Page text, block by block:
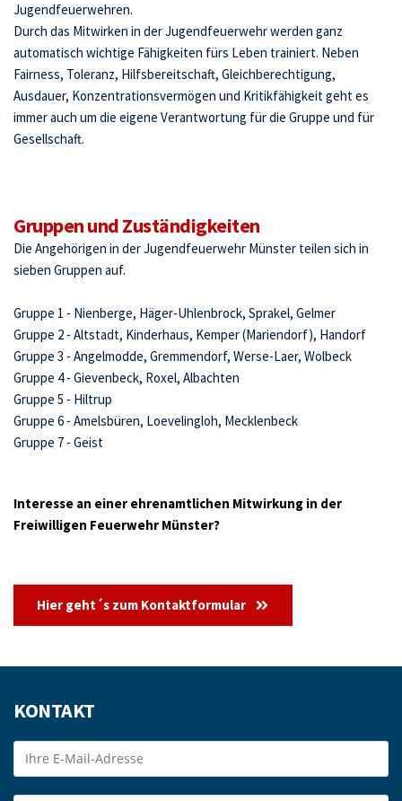
Jugendfeuerwehren.
Durch das Mitwirken in der Jugendfeuerwehr werden ganz
automatisch wichtige Fähigkeiten fürs Leben trainiert. Neben
Fairness, Toleranz, Hilfsbereitschaft, Gleichberechtigung,
Ausdauer, Konzentrationsvermögen und Kritikfähigkeit geht es
immer auch um die eigene Verantwortung für die Gruppe und für
Gesellschaft.
Gruppen und Zuständigkeiten
Die Angehörigen in der Jugendfeuerwehr Münster teilen sich in
sieben Gruppen auf.
Gruppe 1 - Nienberge, Häger-Uhlenbrock, Sprakel, Gelmer
Gruppe 2 - Altstadt, Kinderhaus, Kemper (Mariendorf), Handorf
Gruppe 3 - Angelmodde, Gremmendorf, Werse-Laer, Wolbeck
Gruppe 4 - Gievenbeck, Roxel, Albachten
Gruppe 5 - Hiltrup
Gruppe 6 - Amelsbüren, Loevelingloh, Mecklenbeck
Gruppe 7 - Geist
Interesse an einer ehrenamtlichen Mitwirkung in der
Freiwilligen Feuerwehr Münster?
Hier geht´s zum Kontaktformular
KONTAKT